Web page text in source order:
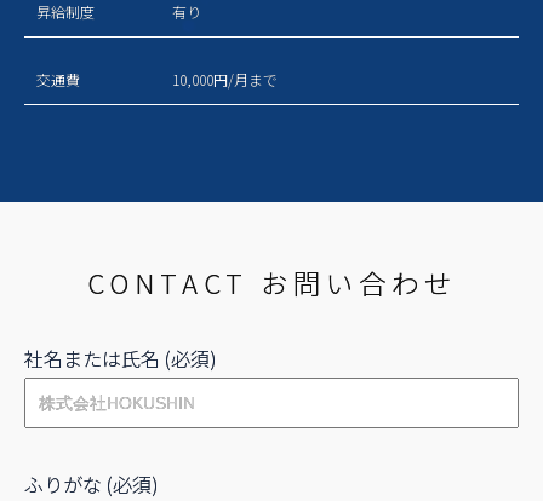
昇給制度 有り
交通費 10,000円/月まで
CONTACT お問い合わせ
社名または氏名 (必須)
ふりがな (必須)